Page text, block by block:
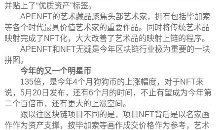
并贴上了“优质资产”标签。
APENFT的艺术藏品聚焦头部艺术家，拥有包括毕加索
等各个时代最具价值艺术家的重要作品。同时将传统艺术品
映射完成了NFT化，大大改善了艺术品的映射上链的程序。
APENFT和NFT无疑是今年区块链行业极为重要的一块
拼图。
今年的又一个明星币
135倍，是今年4个月狗狗币的上涨幅度，对于NFT来
说，5月20日发布，还有6个月的时间，不止有望成为今年第
二个百倍币，还有更大的上涨空间。
跟以往区块链项目不同的是，项目NFT背后是以名家画
作作为资产支撑，按毕加索等画作成交价格作为参考，艺术